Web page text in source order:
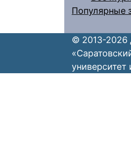
Популярные
© 2013-2026